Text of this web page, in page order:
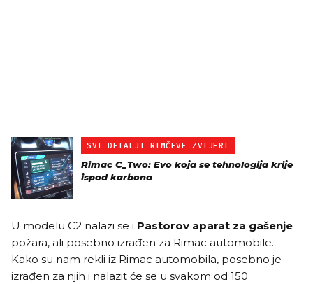
SVI DETALJI RIMČEVE ZVIJERI
Rimac C_Two: Evo koja se tehnologija krije
ispod karbona
U modelu C2 nalazi se i Pastorov aparat za gašenje
požara, ali posebno izrađen za Rimac automobile.
Kako su nam rekli iz Rimac automobila, posebno je
izrađen za njih i nalazit će se u svakom od 150